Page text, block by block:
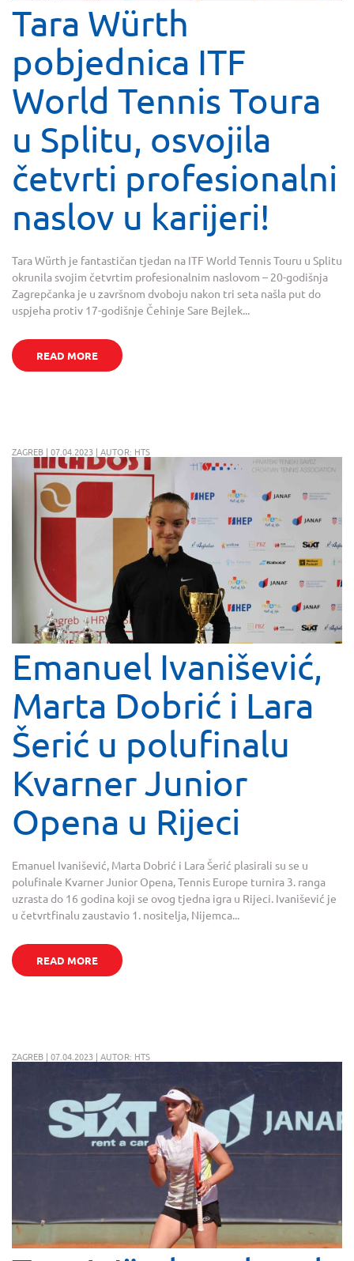
Tara Würth
pobjednica ITF
World Tennis Toura
u Splitu, osvojila
četvrti profesionalni
naslov u karijeri!
Tara Würth je fantastičan tjedan na ITF World Tennis Touru u Splitu
okrunila svojim četvrtim profesionalnim naslovom – 20-godišnja
Zagrepčanka je u završnom dvoboju nakon tri seta našla put do
uspjeha protiv 17-godišnje Čehinje Sare Bejlek...
READ MORE
ZAGREB | 07.04.2023 | AUTOR: HTS
Emanuel Ivanišević,
Marta Dobrić i Lara
Šerić u polufinalu
Kvarner Junior
Opena u Rijeci
Emanuel Ivanišević, Marta Dobrić i Lara Šerić plasirali su se u
polufinale Kvarner Junior Opena, Tennis Europe turnira 3. ranga
uzrasta do 16 godina koji se ovog tjedna igra u Rijeci. Ivanišević je
u četvrtfinalu zaustavio 1. nositelja, Nijemca...
READ MORE
ZAGREB | 07.04.2023 | AUTOR: HTS